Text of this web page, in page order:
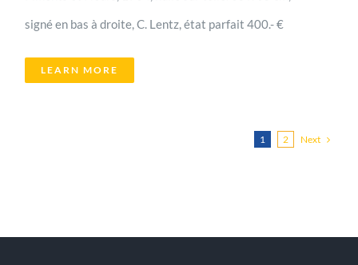
signé en bas à droite, C. Lentz, état parfait 400.- €
LEARN MORE
1 2 Next